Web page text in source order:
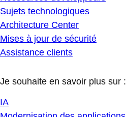
Sujets technologiques
Architecture Center
Mises à jour de sécurité
Assistance clients
Je souhaite en savoir plus sur :
IA